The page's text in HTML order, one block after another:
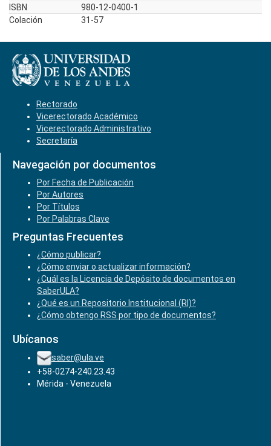
ISBN
980-12-0400-1
Colación
31-57
Rectorado
Vicerectorado Académico
Vicerectorado Administrativo
Secretaría
Navegación por documentos
Por Fecha de Publicación
Por Autores
Por Títulos
Por Palabras Clave
Preguntas Frecuentes
¿Cómo publicar?
¿Cómo enviar o actualizar información?
¿Cuál es la Licencia de Depósito de documentos en
SaberULA?
¿Qué es un Repositorio Institucional (RI)?
¿Cómo obtengo RSS por tipo de documentos?
Ubícanos
saber@ula.ve
+58-0274-240.23.43
Mérida - Venezuela